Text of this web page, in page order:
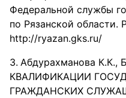
Федеральной службы
по Рязанской области.
http://ryazan.gks.ru/
Абдурахманова
КВАЛИФИКАЦИИ
ГРАЖДАНСКИХ